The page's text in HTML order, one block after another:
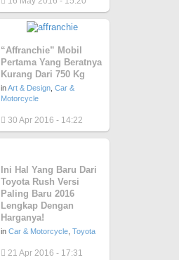
“Affranchie” Mobil
Pertama Yang Beratnya
Kurang Dari 750 Kg
inArt & Design Car &
Motorcycle
30 Apr 2016 - 14:22
Ini Hal Yang Baru Dari
Toyota Rush Versi
Paling Baru 2016
Lengkap Dengan
Harganya!
in Car & Motorcycle Toyota
21 Apr 2016 - 17:31